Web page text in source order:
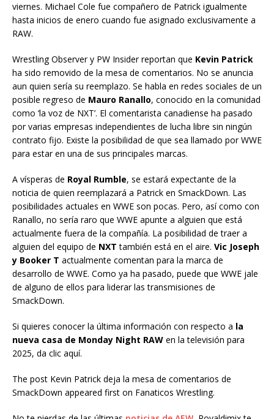
viernes. Michael Cole fue compañero de Patrick igualmente
hasta inicios de enero cuando fue asignado exclusivamente a
RAW.
Wrestling Observer y PW Insider reportan que Kevin Patrick
ha sido removido de la mesa de comentarios. No se anuncia
aun quien sería su reemplazo. Se habla en redes sociales de un
posible regreso de Mauro Ranallo, conocido en la comunidad
como ‘la voz de NXT’. El comentarista canadiense ha pasado
por varias empresas independientes de lucha libre sin ningún
contrato fijo. Existe la posibilidad de que sea llamado por WWE
para estar en una de sus principales marcas.
A vísperas de Royal Rumble, se estará expectante de la
noticia de quien reemplazará a Patrick en SmackDown. Las
posibilidades actuales en WWE son pocas. Pero, así como con
Ranallo, no sería raro que WWE apunte a alguien que está
actualmente fuera de la compañía. La posibilidad de traer a
alguien del equipo de NXT también está en el aire. Vic Joseph
y Booker T actualmente comentan para la marca de
desarrollo de WWE. Como ya ha pasado, puede que WWE jale
de alguno de ellos para liderar las transmisiones de
SmackDown.
Si quieres conocer la última información con respecto a la
nueva casa de Monday Night RAW en la televisión para
2025, da clic aquí.
The post Kevin Patrick deja la mesa de comentarios de
SmackDown appeared first on Fanaticos Wrestling.